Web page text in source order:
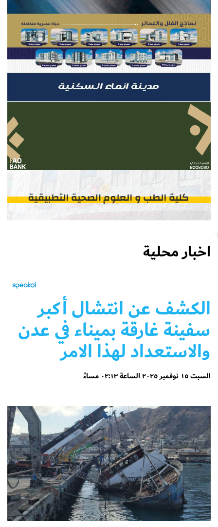
اخبار محلية
الكشف عن انتشال أكبر
سفينة غارقة بميناء في عدن
والاستعداد لهذا الامر
السبت ١٥ نوفمبر ٢٠٢٥ الساعة ٠٢:١٣ مساءً